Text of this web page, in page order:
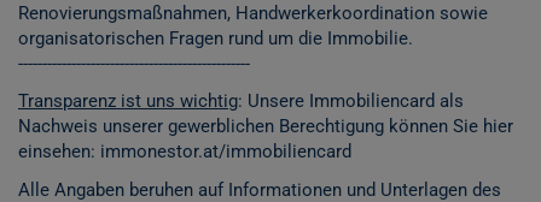
Renovierungsmaßnahmen, Handwerkerkoordination sowie
organisatorischen Fragen rund um die Immobilie.
------------------------------------------------
Transparenz ist uns wichtig: Unsere Immobiliencard als
Nachweis unserer gewerblichen Berechtigung können Sie hier
einsehen: immonestor.at/immobiliencard
Alle Angaben beruhen auf Informationen und Unterlagen des